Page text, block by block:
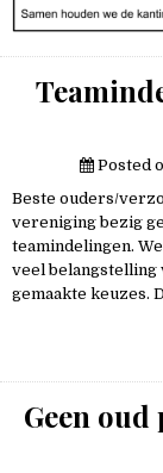
Posted
Beste ouders/
vereniging bezig
teamindelingen.
veel belangstelling
gemaakte keuzes.
Geen